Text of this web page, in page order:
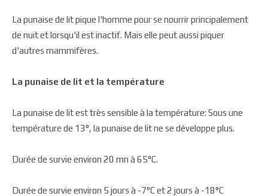
La punaise de lit pique l'homme pour se nourrir principalement
de nuit et lorsqu'il est inactif. Mais elle peut aussi piquer
d'autres mammifères.
La punaise de lit et la température
La punaise de lit est très sensible à la température: Sous une
température de 13°, la punaise de lit ne se développe plus.
Durée de survie environ 20 mn à 65°C.
Durée de survie environ 5 jours à -7°C et 2 jours à -18°C